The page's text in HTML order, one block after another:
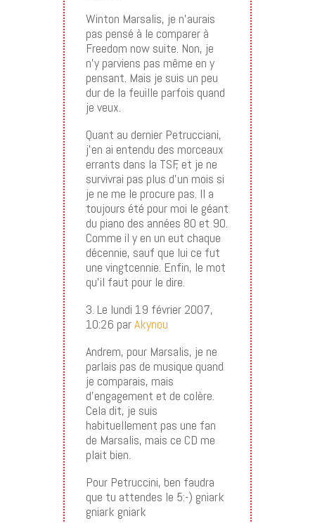
Winton Marsalis, je n’aurais
pas pensé à le comparer à
Freedom now suite. Non, je
n’y parviens pas même en y
pensant. Mais je suis un peu
dur de la feuille parfois quand
je veux.
Quant au dernier Petrucciani,
j’en ai entendu des morceaux
errants dans la TSF, et je ne
survivrai pas plus d’un mois si
je ne me le procure pas. Il a
toujours été pour moi le géant
du piano des années 80 et 90.
Comme il y en un eut chaque
décennie, sauf que lui ce fut
une vingtcennie. Enfin, le mot
qu’il faut pour le dire.
3. Le lundi 19 février 2007,
10:26 parAkynou
Andrem, pour Marsalis, je ne
parlais pas de musique quand
je comparais, mais
d’engagement et de colère.
Cela dit, je suis
habituellement pas une fan
de Marsalis, mais ce CD me
plait bien.
Pour Petruccini, ben faudra
que tu attendes le 5:-) gniark
gniark gniark